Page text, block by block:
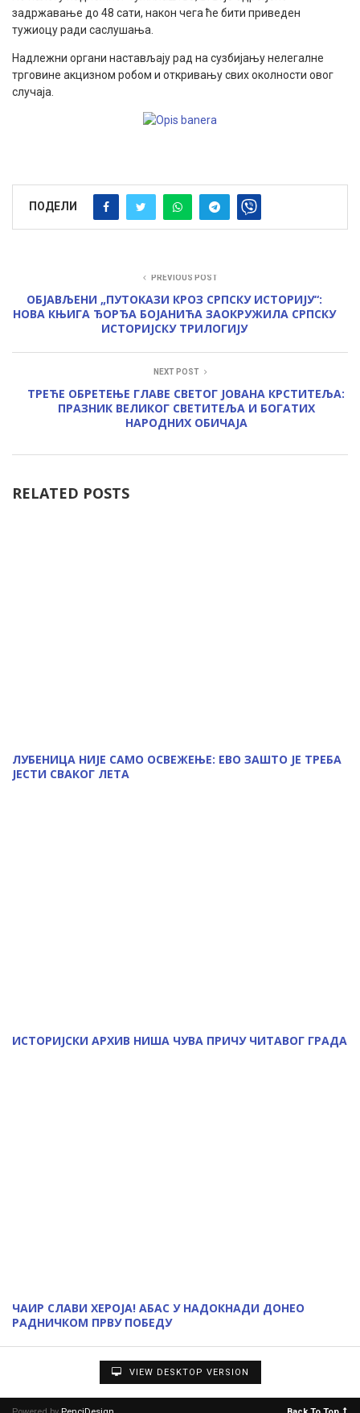
задржавање до 48 сати, након чега ће бити приведен
тужиоцу ради саслушања.
Надлежни органи настављају рад на сузбијању нелегалне
трговине акцизном робом и откривању свих околности овог
случаја.
ПОДЕЛИ
PREVIOUS POST
ОБЈАВЉЕНИ „ПУТОКАЗИ КРОЗ СРПСКУ ИСТОРИЈУ“:
НОВА КЊИГА ЂОРЂА БОЈАНИЋА ЗАОКРУЖИЛА СРПСКУ
ИСТОРИЈСКУ ТРИЛОГИЈУ
NEXT POST
ТРЕЋЕ ОБРЕТЕЊЕ ГЛАВЕ СВЕТОГ ЈОВАНА КРСТИТЕЉА:
ПРАЗНИК ВЕЛИКОГ СВЕТИТЕЉА И БОГАТИХ
НАРОДНИХ ОБИЧАЈА
RELATED POSTS
ЛУБЕНИЦА НИЈЕ САМО ОСВЕЖЕЊЕ: ЕВО ЗАШТО ЈЕ ТРЕБА
ЈЕСТИ СВАКОГ ЛЕТА
ИСТОРИЈСКИ АРХИВ НИША ЧУВА ПРИЧУ ЧИТАВОГ ГРАДА
ЧАИР СЛАВИ ХЕРОЈА! АБАС У НАДОКНАДИ ДОНЕО
РАДНИЧКОМ ПРВУ ПОБЕДУ
VIEW DESKTOP VERSION